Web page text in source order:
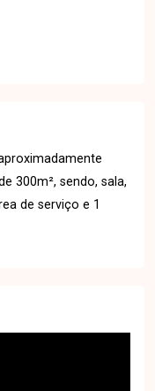
300m², sendo, sala,
de serviço e 1